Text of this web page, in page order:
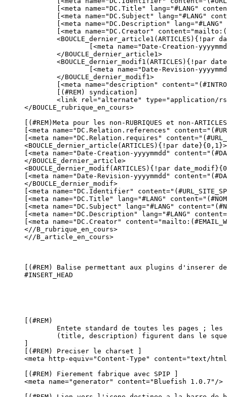
</BOUCLE_rubrique_en_cours>
[(#REM)Meta pour les non-RUBRIQUES et non-
[<meta name="DC.Relation.references"
[<meta name="DC.Relation.requires"
<BOUCLE_dernier_article(ARTICLES){!par date}{0,1}>
[<meta name="Date-Creation-yyyymmdd"
</BOUCLE_dernier_article>
<BOUCLE_dernier_modif(ARTICLES){!par
[<meta name="Date-Revision-yyyymmdd"
</BOUCLE_dernier_modif>
[<meta name="DC.Identifier"
[<meta name="DC.Title" lang="#LANG"
[<meta name="DC.Subject" lang="#LANG"
[<meta name="DC.Description" lang="#LANG"
[<meta name="DC.Creator"
<//B_rubrique_en_cours>
<//B_article_en_cours>
[(#REM) Balise permettant aux plugins d'inserer
#INSERT_HEAD
[(#REM)
[(#REM) Preciser le charset ]
<meta http-equiv="Content-Type" content="text/html;
[(#REM) Fierement fabrique avec SPIP ]
<meta name="generator" content="Bluefish 1.0.7"/>